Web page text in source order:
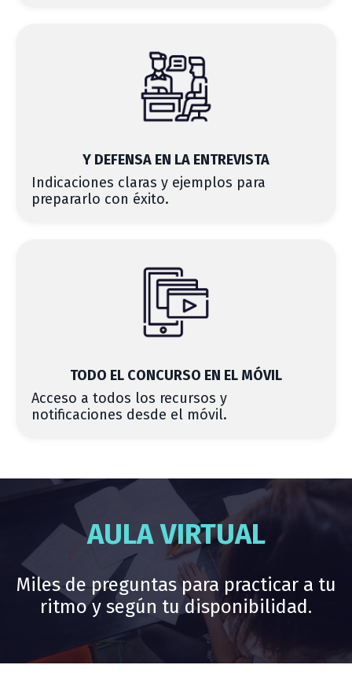
Y DEFENSA EN LA ENTREVISTA
Indicaciones claras y ejemplos para
prepararlo con éxito.
TODO EL CONCURSO EN EL MÓVIL
Acceso a todos los recursos y
notificaciones desde el móvil.
AULA VIRTUAL
Miles de preguntas para practicar a tu
ritmo y según tu disponibilidad.